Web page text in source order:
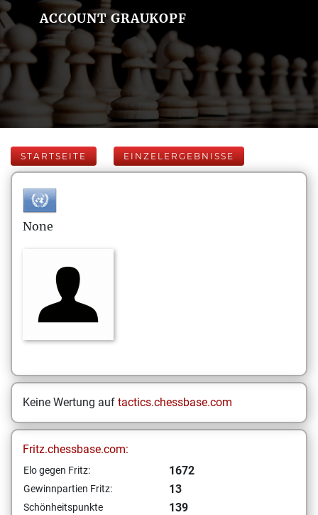
ACCOUNT GRAUKOPF
STARTSEITE EINZELERGEBNISSE
None
Keine Wertung auf tactics.chessbase.com
Fritz.chessbase.com:
Elo gegen Fritz: 1672
Gewinnpartien Fritz: 13
Schönheitspunkte
139